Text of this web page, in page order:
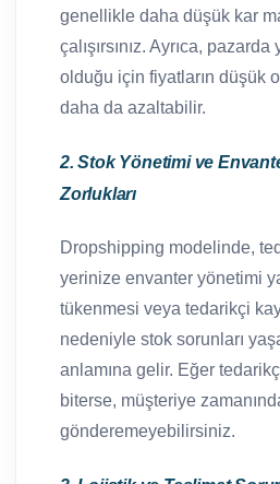
genellikle daha düşük kar
çalışırsınız. Ayrıca,
olduğu için fiyatların düşük
daha da azaltabilir.
2. Stok Yönetimi ve
Zorlukları
Dropshipping modelinde,
yerinize envanter yönetimi
tükenmesi veya tedarikçi
nedeniyle stok sorunları
anlamına gelir. Eğer
biterse, müşteriye
gönderemeyebilirsiniz.